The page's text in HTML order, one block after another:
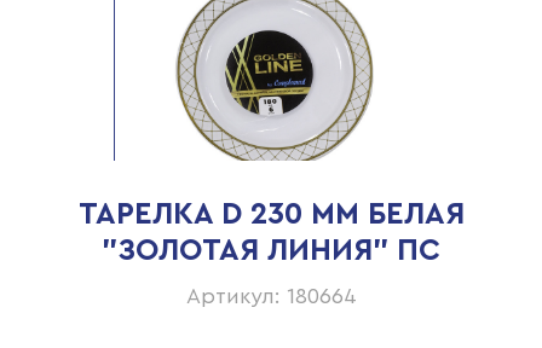
ТАРЕЛКА D 230 ММ БЕЛАЯ
"ЗОЛОТАЯ ЛИНИЯ" ПС
Артикул: 180664